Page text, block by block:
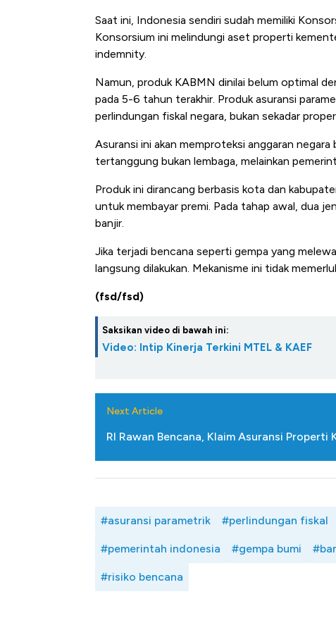
Saat ini, Indonesia sendiri sudah memiliki
Konsorsium ini melindungi aset properti
indemnity.
Namun, produk KABMN dinilai belum optimal
pada 5-6 tahun terakhir. Produk asuransi
perlindungan fiskal negara, bukan sekadar
Asuransi ini akan memproteksi anggaran
tertanggung bukan lembaga, melainkan
Produk ini dirancang berbasis kota dan
untuk membayar premi. Pada tahap awal, dua
banjir.
Jika terjadi bencana seperti gempa yang
langsung dilakukan. Mekanisme ini tidak
(fsd/fsd)
Saksikan video di bawah ini:
Video: Intip Kinerja Terkini MTEL & KAEF
Next Article
RI Rawan Bencana, Klaim Asuransi Properti
#asuransi parametrik #perlindungan fiskal
#pemerintah indonesia #gempa bumi
#risiko bencana